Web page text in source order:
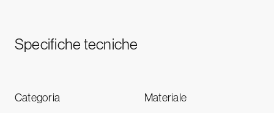
Specifiche tecniche
Categoria Materiale